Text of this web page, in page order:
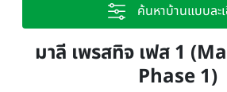
ค้นหาบ้านแบบละ
มาลี เพรสทิจ เฟส 1
Phase 1)